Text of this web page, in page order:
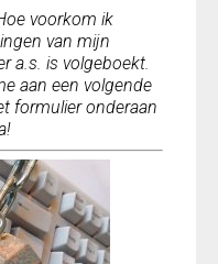
voorkom ik
van mijn
a.s. is volgeboekt.
aan een volgende
formulier onderaan